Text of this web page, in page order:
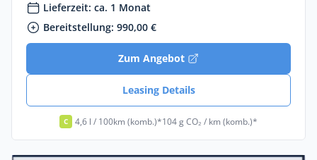
Lieferzeit: ca. 1 Monat
Bereitstellung: 990,00 €
Zum Angebot
Leasing Details
C 4,6 l / 100km (komb.)*104 g CO₂ / km (komb.)*